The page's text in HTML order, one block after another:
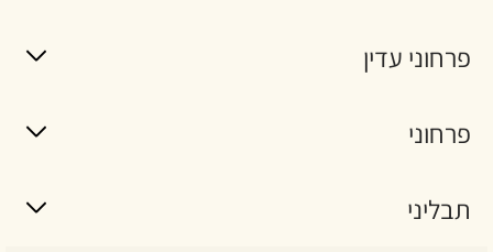
פרחוני עדין
פרחוני
תבליני